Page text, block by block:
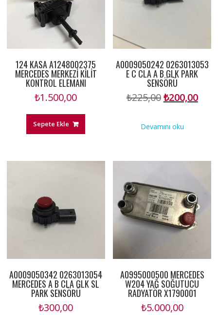
124 KASA A1248002375
MERCEDES MERKEZİ KİLİT
KONTROL ELEMANI
₺1.500,00
Sepete Ekle
A0009050242 0263013053
E C CLA A B GLK PARK
SENSÖRÜ
₺225,00Orijinal
₺200,00Şu
Devamını oku
A0009050342 0263013054
MERCEDES A B CLA GLK SL
PARK SENSÖRÜ
₺300,00
A0995000500 MERCEDES
W204 YAĞ SOĞUTUCU
RADYATÖR X1790001
₺5.000,00